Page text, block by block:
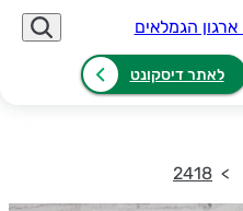
לאתר דיסקונט
2418